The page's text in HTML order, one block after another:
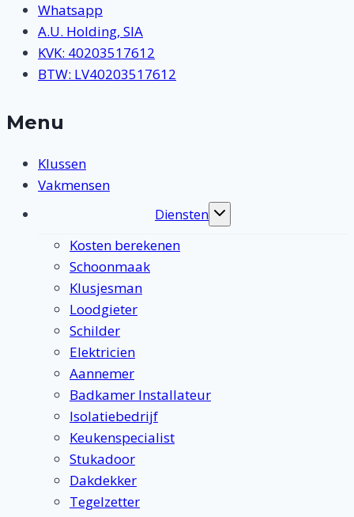
Whatsapp
A.U. Holding, SIA
KVK: 40203517612
BTW: LV40203517612
Menu
Klussen
Vakmensen
Diensten
Toggle
Kosten berekenen
Schoonmaak
Klusjesman
Loodgieter
Schilder
Elektricien
Aannemer
Badkamer Installateur
Isolatiebedrijf
Keukenspecialist
Stukadoor
Dakdekker
Tegelzetter